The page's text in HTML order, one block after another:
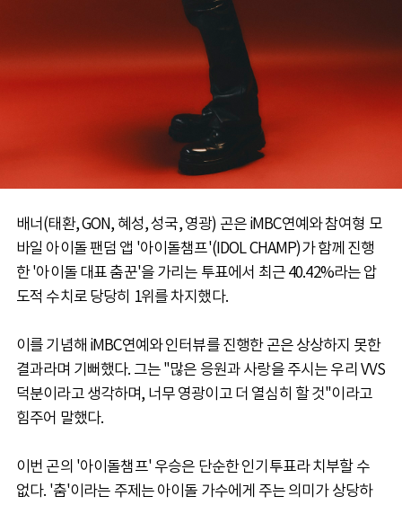
배너(태환, GON, 혜성, 성국, 영광) 곤은 iMBC연예와 참여형 모
바일 아이돌 팬덤 앱 '아이돌챔프'(IDOL CHAMP)가 함께 진행
한 '아이돌 대표 춤꾼'을 가리는 투표에서 최근 40.42%라는 압
도적 수치로 당당히 1위를 차지했다.
이를 기념해 iMBC연예와 인터뷰를 진행한 곤은 상상하지 못한
결과라며 기뻐했다. 그는 "많은 응원과 사랑을 주시는 우리 VVS
덕분이라고 생각하며, 너무 영광이고 더 열심히 할 것"이라고
힘주어 말했다.
이번 곤의 '아이돌챔프' 우승은 단순한 인기투표라 치부할 수
없다. '춤'이라는 주제는 아이돌 가수에게 주는 의미가 상당하